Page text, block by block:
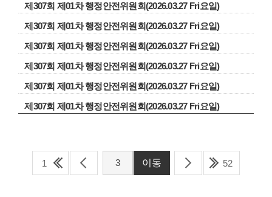
제307회 제01차 행정안전위원회(2026.03.27 Fri요일)
제307회 제01차 행정안전위원회(2026.03.27 Fri요일)
제307회 제01차 행정안전위원회(2026.03.27 Fri요일)
제307회 제01차 행정안전위원회(2026.03.27 Fri요일)
제307회 제01차 행정안전위원회(2026.03.27 Fri요일)
제307회 제01차 행정안전위원회(2026.03.27 Fri요일)
1 52